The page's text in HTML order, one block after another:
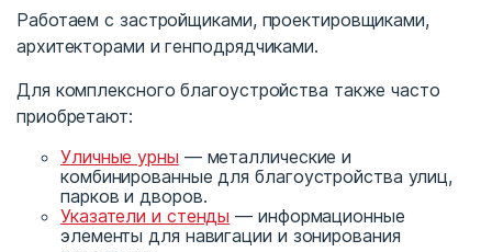
Работаем с застройщиками, проектировщиками,
архитекторами и генподрядчиками.
Для комплексного благоустройства также часто
приобретают:
Уличные урны — металлические и
комбинированные для благоустройства улиц,
парков и дворов.
Указатели и стенды — информационные
элементы для навигации и зонирования